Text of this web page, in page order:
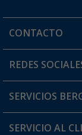
CONTACTO
Horario de atención
¿Tienes alguna
REDES
SERVICIOS
Conviértete en
SERVICIO AL